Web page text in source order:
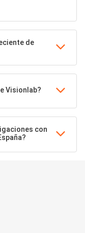
de
Visionlab?
con